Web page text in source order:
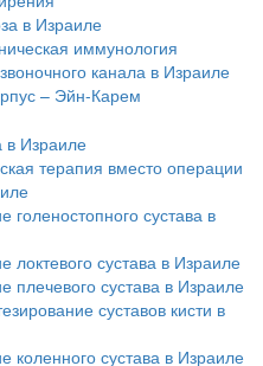
в Израиле
иммунология
канала в Израиле
– Эйн-Карем
в Израиле
терапия вместо операции
голеностопного сустава в
локтевого сустава в Израиле
плечевого сустава в Израиле
суставов кисти в
коленного сустава в Израиле